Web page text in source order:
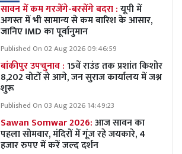
सावन में कम गरजेंगे-बरसेंगे बदरा :यूपी में
अगस्त में भी सामान्य से कम बारिश के आसार,
जानिए IMD का पूर्वानुमान
Published On 02 Aug 2026 09:46:59
बांकीपुर उपचुनाव :15वें राउंड तक प्रशांत किशोर
8,202 वोटों से आगे, जन सुराज कार्यालय में जश्न
शुरू
Published On 03 Aug 2026 14:49:23
Sawan Somwar 2026:आज सावन का
पहला सोमवार, मंदिरों में गूंज रहे जयकारे, 4
हजार रुपए में करें जल्द दर्शन